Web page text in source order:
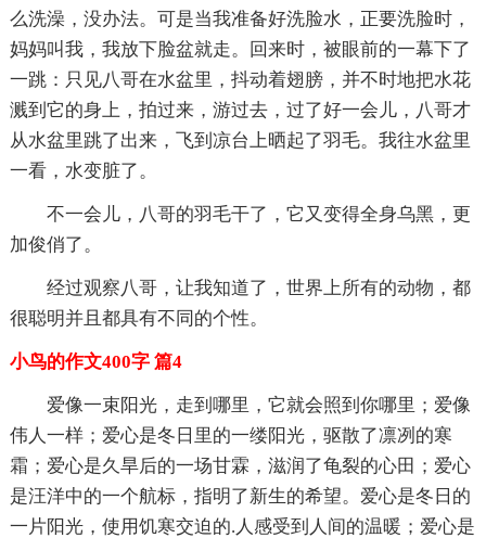
么洗澡，没办法。可是当我准备好洗脸水，正要洗脸时，
妈妈叫我，我放下脸盆就走。回来时，被眼前的一幕下了
一跳：只见八哥在水盆里，抖动着翅膀，并不时地把水花
溅到它的身上，拍过来，游过去，过了好一会儿，八哥才
从水盆里跳了出来，飞到凉台上晒起了羽毛。我往水盆里
一看，水变脏了。
不一会儿，八哥的羽毛干了，它又变得全身乌黑，更
加俊俏了。
经过观察八哥，让我知道了，世界上所有的动物，都
很聪明并且都具有不同的个性。
小鸟的作文400字 篇4
爱像一束阳光，走到哪里，它就会照到你哪里；爱像
伟人一样；爱心是冬日里的一缕阳光，驱散了凛冽的寒
霜；爱心是久旱后的一场甘霖，滋润了龟裂的心田；爱心
是汪洋中的一个航标，指明了新生的希望。爱心是冬日的
一片阳光，使用饥寒交迫的.人感受到人间的温暖；爱心是